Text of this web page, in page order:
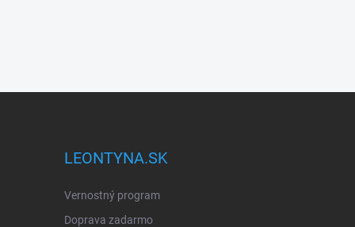
LEONTYNA.SK
Vernostný program
Doprava zadarmo